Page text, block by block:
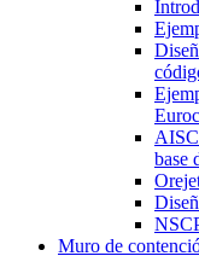
base
Muro de